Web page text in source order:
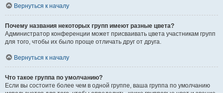
Вернуться к началу
Почему названия некоторых групп имеют разные цвета?
Администратор конференции может присваивать цвета участникам групп
для того, чтобы их было проще отличать друг от друга.
Вернуться к началу
Что такое группа по умолчанию?
Если вы состоите более чем в одной группе, ваша группа по умолчанию